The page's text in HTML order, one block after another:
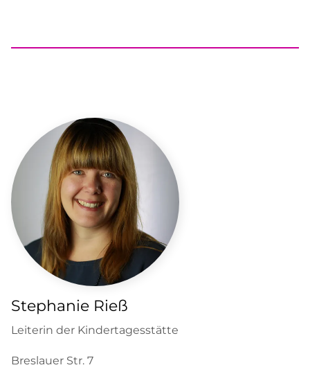
Stephanie Rieß
Leiterin der Kindertagesstätte
Breslauer Str. 7